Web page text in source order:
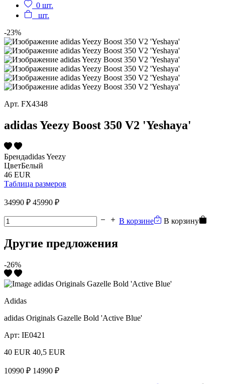
0 шт.
шт.
-23%
Арт. FX4348
adidas Yeezy Boost 350 V2 'Yeshaya'
Брендadidas Yeezy
ЦветБелый
46 EUR
Таблица размеров
34990 ₽ 45990 ₽
В корзине В корзину
Другие предложения
-26%
Adidas
adidas Originals Gazelle Bold 'Active Blue'
Арт: IE0421
40 EUR 40,5 EUR
10990 ₽ 14990 ₽